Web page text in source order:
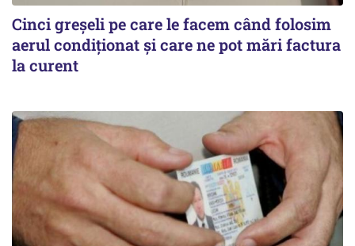
Cinci greșeli pe care le facem când folosim
aerul condiționat și care ne pot mări factura
la curent